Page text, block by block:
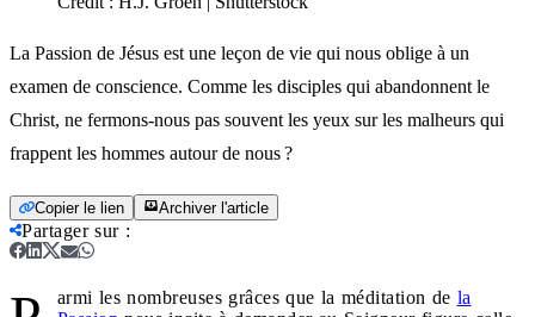
La Passion de Jésus est une leçon de vie qui nous oblige à un
examen de conscience. Comme les disciples qui abandonnent le
Christ, ne fermons-nous pas souvent les yeux sur les malheurs qui
frappent les hommes autour de nous ?
Copier le lien Archiver l'article
Partager sur:
armi les nombreuses grâces que la méditation de la